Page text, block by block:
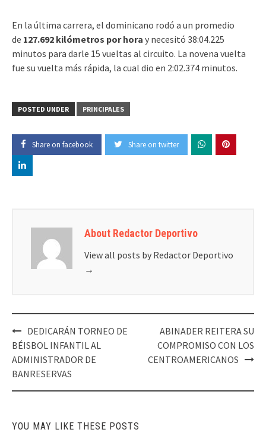
En la última carrera, el dominicano rodó a un promedio
de 127.692 kilómetros por hora y necesitó 38:04.225
minutos para darle 15 vueltas al circuito. La novena vuelta
fue su vuelta más rápida, la cual dio en 2:02.374 minutos.
POSTED UNDER PRINCIPALES
Share on facebook Share on twitter
About Redactor Deportivo
View all posts by Redactor Deportivo
→
Post
navigation
DEDICARÁN TORNEO DE
BÉISBOL INFANTIL AL
ADMINISTRADOR DE
BANRESERVAS
ABINADER REITERA SU
COMPROMISO CON LOS
CENTROAMERICANOS
YOU MAY LIKE THESE POSTS